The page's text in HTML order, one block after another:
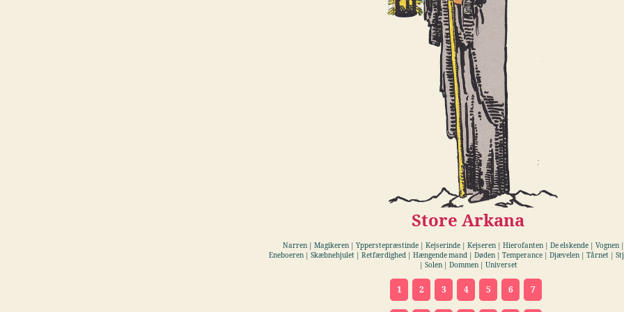
Store Arkana
Narren | Magikeren | Ypperstepræstinde | Kejserinde | Kejseren | Hierofanten | De elskende | Vognen |
Eneboeren | Skæbnehjulet | Retfærdighed | Hængende mand | Døden | Temperance | Djævelen | Tårnet |
| Solen | Dommen | Universet
1 2 3 4 5 6 7